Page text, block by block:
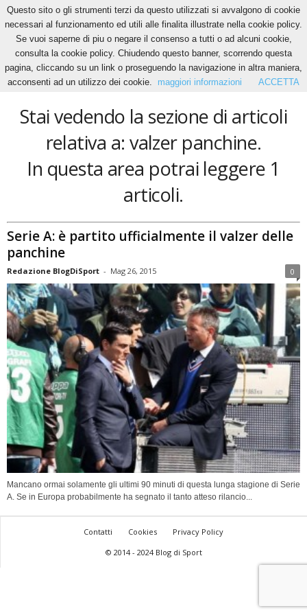
Home Tags Valzer panchine
valzer panchine
Stai vedendo la sezione di articoli
relativa a: valzer panchine.
In questa area potrai leggere 1
articoli.
Serie A: è partito ufficialmente il valzer delle
panchine
Redazione BlogDiSport - Mag 26, 2015 0
Mancano ormai solamente gli ultimi 90 minuti di questa lunga stagione di Serie
A. Se in Europa probabilmente ha segnato il tanto atteso rilancio...
Contatti Cookies
Privacy Policy
© 2014 - 2024 Blog di Sport
Questo sito o gli strumenti terzi da questo utilizzati si avvalgono di cookie
necessari al funzionamento ed utili alle finalita illustrate nella cookie policy.
Se vuoi saperne di piu o negare il consenso a tutti o ad alcuni cookie,
consulta la cookie policy. Chiudendo questo banner, scorrendo questa
pagina, cliccando su un link o proseguendo la navigazione in altra maniera,
acconsenti ad un utilizzo dei cookie.
maggiori informazioni ACCETTA